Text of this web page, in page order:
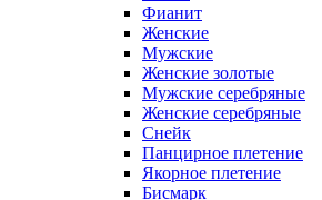
Фианит
Женские
Мужские
Женские золотые
Мужские серебряные
Женские серебряные
Снейк
Панцирное плетение
Якорное плетение
Бисмарк